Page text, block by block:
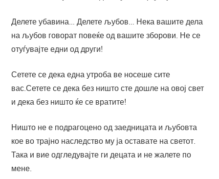
Делете убавина… Делете љубов… Нека вашите дела
на љубов говорат повеќе од вашите зборови. Не се
отуѓувајте едни од други!
Сетете се дека една утроба ве носеше сите
вас.Сетете се дека без ништо сте дошле на овој свет
и дека без ништо ќе се вратите!
Ништо не е подрагоцено од заедницата и љубовта
кое во трајно наследство му ја оставате на светот.
Така и вие одгледувајте ги децата и не жалете по
мене.